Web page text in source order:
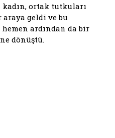
ortak tutkuları
geldi ve bu
ardından da bir
dönüştü.